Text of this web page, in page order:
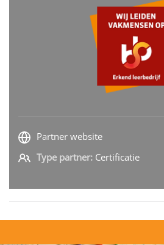
Partner website
Type partner: Certificatie